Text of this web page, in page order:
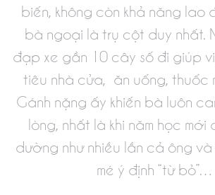
biến, không còn khả năng lao
bà ngoại là trụ cột duy nhất.
đạp xe gần 10 cây số đi giúp
tiêu nhà cửa, ăn uống, thuốc
Gánh nặng ấy khiến bà luôn
lòng, nhất là khi năm học mới
dường như nhiều lần cả ông
mé ý định “từ bỏ”…